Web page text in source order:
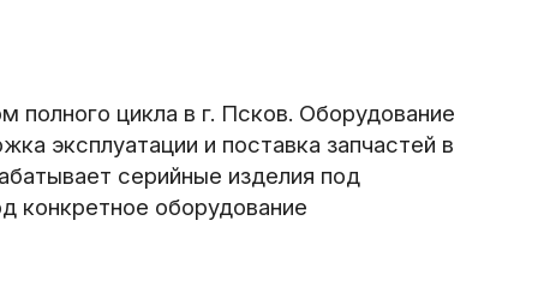
полного цикла в г. Псков. Оборудование
эксплуатации и поставка запчастей в
серийные изделия под
конкретное оборудование